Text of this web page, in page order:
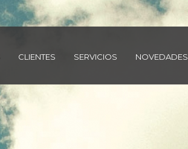
CLIENTES SERVICIOS NOVEDADES